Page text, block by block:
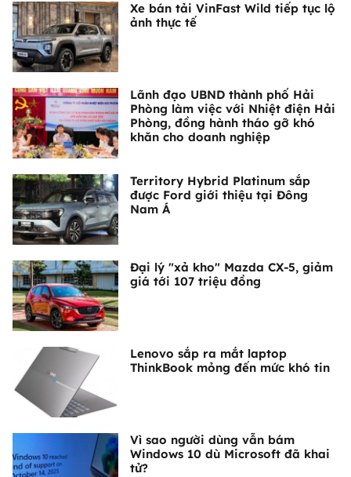
Xe bán tải VinFast Wild tiếp tục lộ
ảnh thực tế
Lãnh đạo UBND thành phố Hải
Phòng làm việc với Nhiệt điện Hải
Phòng, đồng hành tháo gỡ khó
khăn cho doanh nghiệp
Territory Hybrid Platinum sắp
được Ford giới thiệu tại Đông
Nam Á
Đại lý "xả kho" Mazda CX-5, giảm
giá tới 107 triệu đồng
Lenovo sắp ra mắt laptop
ThinkBook mỏng đến mức khó tin
Vì sao người dùng vẫn bám
Windows 10 dù Microsoft đã khai
tử?